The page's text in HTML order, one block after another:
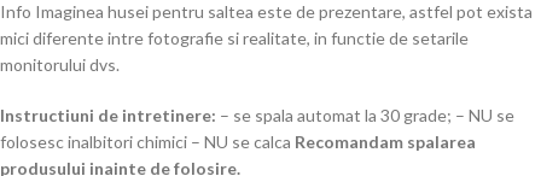
Info Imaginea husei pentru saltea este de prezentare, astfel pot exista
mici diferente intre fotografie si realitate, in functie de setarile
monitorului dvs.
Instructiuni de intretinere: – se spala automat la 30 grade; – NU se
folosesc inalbitori chimici – NU se calca Recomandam spalarea
produsului inainte de folosire.